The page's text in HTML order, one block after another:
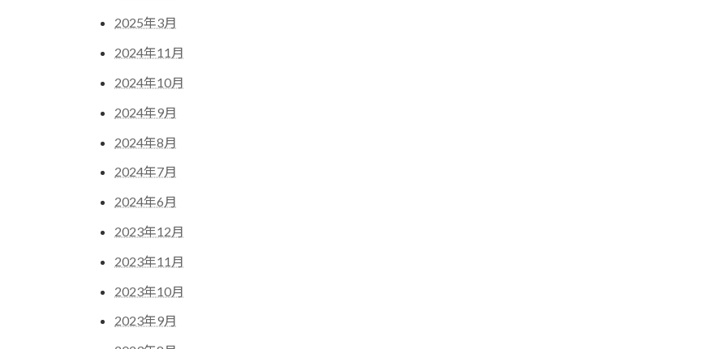
2025年3月
2024年11月
2024年10月
2024年9月
2024年8月
2024年7月
2024年6月
2023年12月
2023年11月
2023年10月
2023年9月